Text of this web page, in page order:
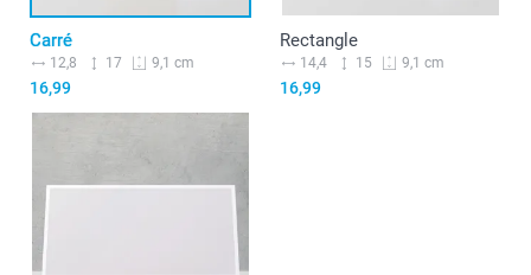
Carré
12,8 17 9,1 cm
16,99
Rectangle
14,4 15 9,1 cm
16,99